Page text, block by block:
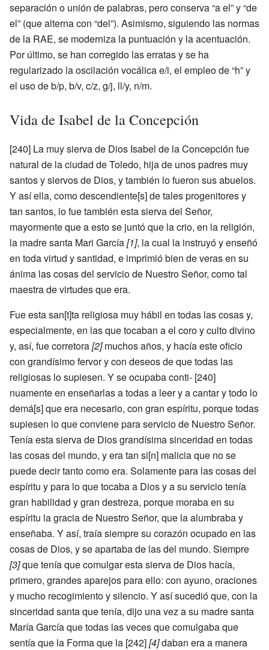
separación o unión de palabras, pero conserva “a el” y “de
el” (que alterna con “del”). Asimismo, siguiendo las normas
de la RAE, se moderniza la puntuación y la acentuación.
Por último, se han corregido las erratas y se ha
regularizado la oscilación vocálica e/i, el empleo de “h” y
el uso de b/p, b/v, c/z, g/j, ll/y, n/m.
Vida de Isabel de la Concepción
[240] La muy sierva de Dios Isabel de la Concepción fue
natural de la ciudad de Toledo, hija de unos padres muy
santos y siervos de Dios, y también lo fueron sus abuelos.
Y así ella, como descendiente[s] de tales progenitores y
tan santos, lo fue también esta sierva del Señor,
mayormente que a esto se juntó que la crio, en la religión,
la madre santa Mari García[1], la cual la instruyó y enseñó
en toda virtud y santidad, e imprimió bien de veras en su
ánima las cosas del servicio de Nuestro Señor, como tal
maestra de virtudes que era.
Fue esta san[t]ta religiosa muy hábil en todas las cosas y,
especialmente, en las que tocaban a el coro y culto divino
y, así, fue corretora[2]muchos años, y hacía este oficio
con grandísimo fervor y con deseos de que todas las
religiosas lo supiesen. Y se ocupaba conti- [240]
nuamente en enseñarlas a todas a leer y a cantar y todo lo
demá[s] que era necesario, con gran espíritu, porque todas
supiesen lo que conviene para servicio de Nuestro Señor.
Tenía esta sierva de Dios grandísima sinceridad en todas
las cosas del mundo, y era tan si[n] malicia que no se
puede decir tanto como era. Solamente para las cosas del
espíritu y para lo que tocaba a Dios y a su servicio tenía
gran habilidad y gran destreza, porque moraba en su
espíritu la gracia de Nuestro Señor, que la alumbraba y
enseñaba. Y así, traía siempre su corazón ocupado en las
cosas de Dios, y se apartaba de las del mundo. Siempre
[3]que tenía que comulgar esta sierva de Dios hacía,
primero, grandes aparejos para ello: con ayuno, oraciones
y mucho recogimiento y silencio. Y así sucedió que, con la
sinceridad santa que tenía, dijo una vez a su madre santa
María García que todas las veces que comulgaba que
sentía que la Forma que la [242][4]daban era a manera